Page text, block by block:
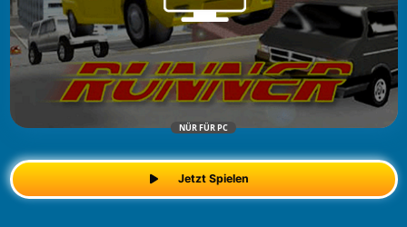
NÜR FÜR PC
Jetzt Spielen